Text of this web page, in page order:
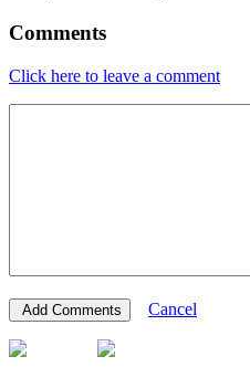
Comments
Click here to leave a comment
Cancel